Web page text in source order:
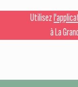
Utilisez
à La